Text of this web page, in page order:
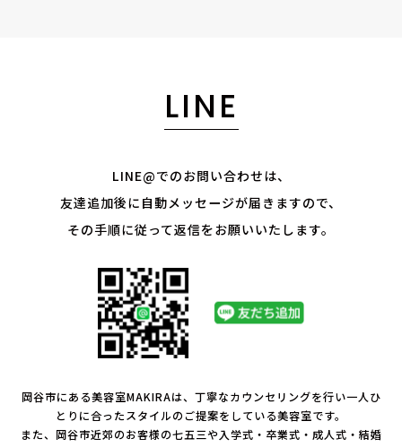
LINE
LINE@でのお問い合わせは、
友達追加後に自動メッセージが届きますので、
その手順に従って返信をお願いいたします。
岡谷市にある美容室MAKIRAは、丁寧なカウンセリングを行い一人ひ
とりに合ったスタイルのご提案をしている美容室です。
また、岡谷市近郊のお客様の七五三や入学式・卒業式・成人式・結婚